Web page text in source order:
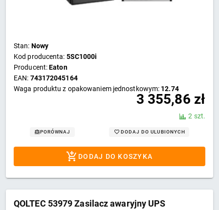
Stan: Nowy
Kod producenta: 5SC1000i
Producent:Eaton
EAN: 743172045164
Waga produktu z opakowaniem jednostkowym: 12.74
3 355,86 zł
2 szt.
PORÓWNAJ DODAJ DO ULUBIONYCH
DODAJ DO KOSZYKA
QOLTEC 53979 Zasilacz awaryjny UPS